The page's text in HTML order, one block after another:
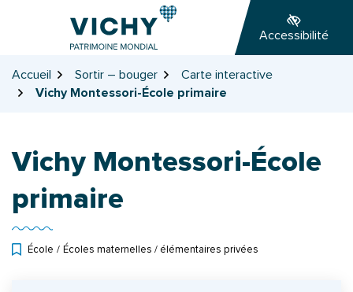
page
Accessibilité
Accueil Sortir – bouger
Carte interactive
Vichy Montessori-École primaire
Vichy Montessori-École
primaire
École / Écoles maternelles / élémentaires privées